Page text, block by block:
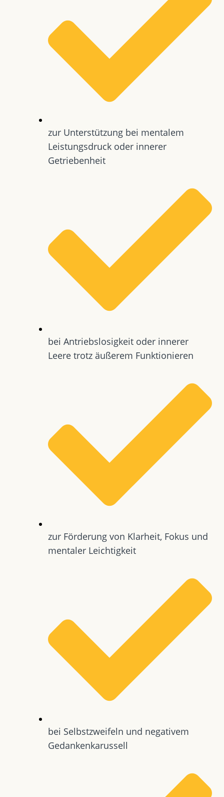
zur Unterstützung bei mentalem
Leistungsdruck oder innerer
Getriebenheit
bei Antriebslosigkeit oder innerer
Leere trotz äußerem Funktionieren
zur Förderung von Klarheit, Fokus und
mentaler Leichtigkeit
bei Selbstzweifeln und negativem
Gedankenkarussell